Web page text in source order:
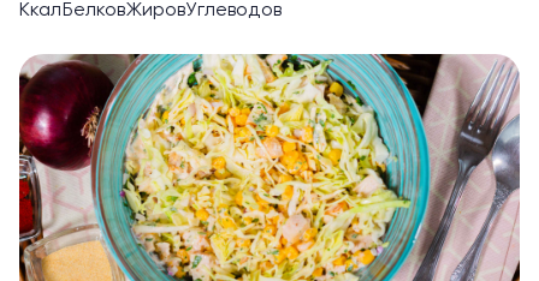
Ккал БелковЖировУглеводов